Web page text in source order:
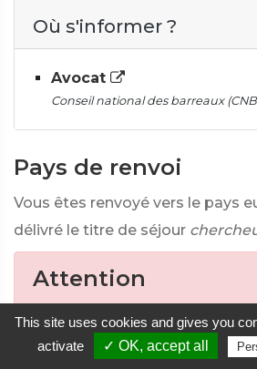
Où s'informer ?
Avocat
Conseil national des barreaux
Pays de renvoi
Vous êtes renvoyé vers le pays
délivré le titre de séjour
Attention
Dans certains cas, le préfet
prononcer une interdiction de
This site uses cookies and gives you
activate
✓ OK, accept all